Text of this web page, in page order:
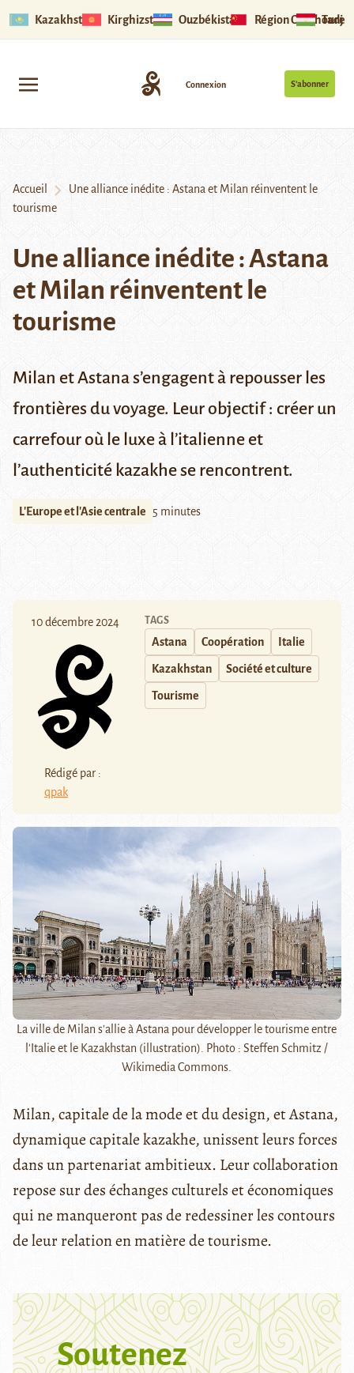
Kazakhstan Kirghizstan Ouzbékistan Région Ouïghoure
S’abonner
Connexion
Accueil
Une alliance inédite : Astana et Milan réinventent le
tourisme
Une alliance inédite : Astana
et Milan réinventent le
tourisme
Milan et Astana s’engagent à repousser les
frontières du voyage. Leur objectif : créer un
carrefour où le luxe à l’italienne et
l’authenticité kazakhe se rencontrent.
L'Europe et l'Asie centrale 5 minutes
10 décembre 2024
Rédigé par :
qpak
TAGS
Astana Coopération Italie
Kazakhstan Société et culture
Tourisme
La ville de Milan s'allie à Astana pour développer le tourisme entre
l'Italie et le Kazakhstan (illustration). Photo : Steffen Schmitz /
Wikimedia Commons.
Milan, capitale de la mode et du design, et Astana,
dynamique capitale kazakhe, unissent leurs forces
dans un partenariat ambitieux. Leur collaboration
repose sur des échanges culturels et économiques
qui ne manqueront pas de redessiner les contours
de leur relation en matière de tourisme.
Soutenez